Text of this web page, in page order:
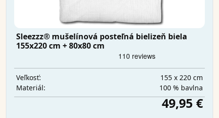
Sleezzz® mušelínová posteľná bielizeň biela
155x220 cm + 80x80 cm
Veľkosť:
155 x 220 cm
Materiál:
100 % bavlna
49,95 €